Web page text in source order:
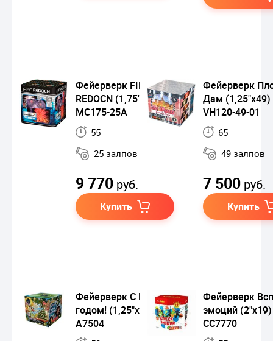
Фейерверк FIRE
REDOCN (1,75"x25)
MC175-25A
55
25 залпов
9 770 руб.
Купить
Фейерверк
Дам (1,25"х49)
VH120-49-01
65
49 залпов
7 500 руб.
Купить
Фейерверк С Новым
годом! (1,25"х49)
A7504
Фейерверк
эмоций (2"х19)
СС7770